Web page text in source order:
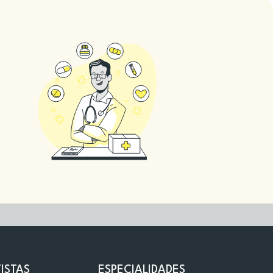
ESPECIALIDADES